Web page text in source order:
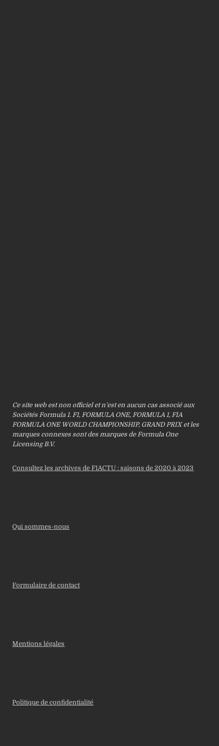
Ce site web est non officiel et n’est en aucun cas associé aux
Sociétés Formula 1. F1, FORMULA ONE, FORMULA 1, FIA
FORMULA ONE WORLD CHAMPIONSHIP, GRAND PRIX et les
marques connexes sont des marques de Formula One
Licensing B.V.
Consultez les archives de F1ACTU : saisons de 2020 à 2023
Qui sommes-nous
Formulaire de contact
Mentions légales
Politique de confidentialité